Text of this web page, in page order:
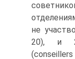
не
20), и 2)